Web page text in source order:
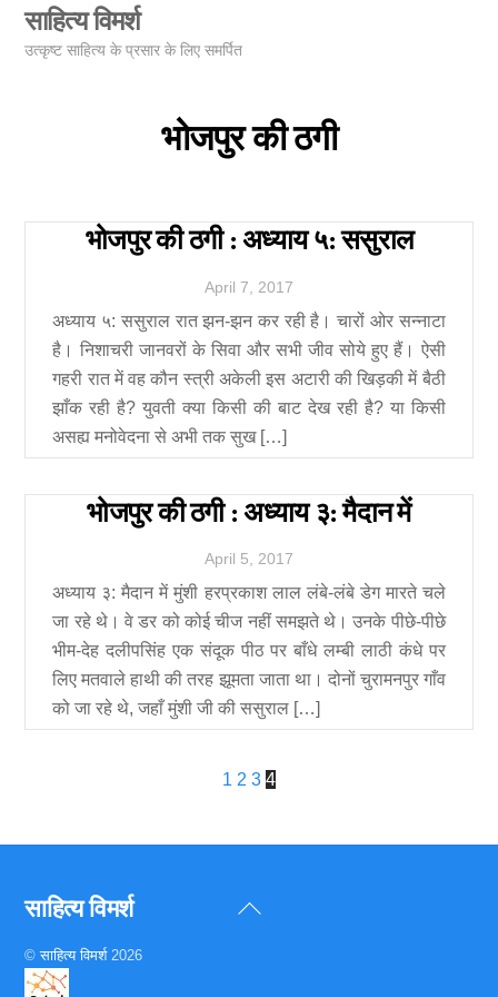
Skipसाहित्य विमर्श
उत्कृष्ट साहित्य के प्रसार के लिए समर्पित
भोजपुर की ठगी
भोजपुर की ठगी : अध्याय ५: ससुराल
April 7 2017
अध्याय ५: ससुराल रात झन-झन कर रही है। चारों ओर सन्नाटा
है। निशाचरी जानवरों के सिवा और सभी जीव सोये हुए हैं। ऐसी
गहरी रात में वह कौन स्त्री अकेली इस अटारी की खिड़की में बैठी
झाँक रही है? युवती क्या किसी की बाट देख रही है? या किसी
असह्य मनोवेदना से अभी तक सुख […]
भोजपुर की ठगी : अध्याय ३: मैदान में
April 5 2017
अध्याय ३: मैदान में मुंशी हरप्रकाश लाल लंबे-लंबे डेग मारते चले
जा रहे थे। वे डर को कोई चीज नहीं समझते थे। उनके पीछे-पीछे
भीम-देह दलीपसिंह एक संदूक पीठ पर बाँधे लम्बी लाठी कंधे पर
लिए मतवाले हाथी की तरह झूमता जाता था। दोनों चुरामनपुर गाँव
को जा रहे थे, जहाँ मुंशी जी की ससुराल […]
1 2 3 4
Back
साहित्य विमर्श
©साहित्य विमर्श2026